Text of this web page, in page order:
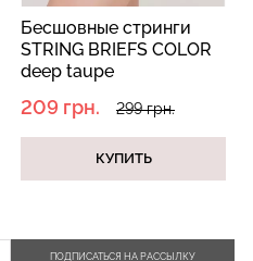
Бесшовные трусы
бразилиана BRASILIAN
BRIEFS COLOR deep
230 грн. 329 грн.
КУПИТЬ
ПОДПИСАТЬСЯ НА РАССЫЛКУ